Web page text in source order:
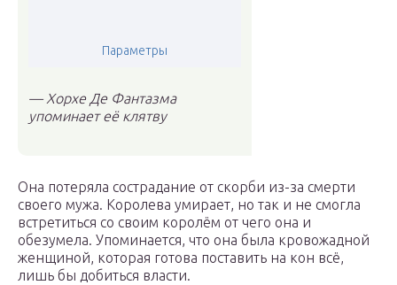
Параметры
— Хорхе Де Фантазма
упоминает её клятву
Она потеряла сострадание от скорби из-за смерти
своего мужа. Королева умирает, но так и не смогла
встретиться со своим королём от чего она и
обезумела. Упоминается, что она была кровожадной
женщиной, которая готова поставить на кон всё,
лишь бы добиться власти.